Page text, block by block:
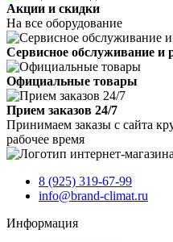
Акции и скидки
На все оборудование
Сервисное обслуживание и
Официальные товары
Прием заказов 24/7
Принимаем заказы с сайта
рабочее время
8 (925) 319-67-99
info@brand-climat.ru
Информация